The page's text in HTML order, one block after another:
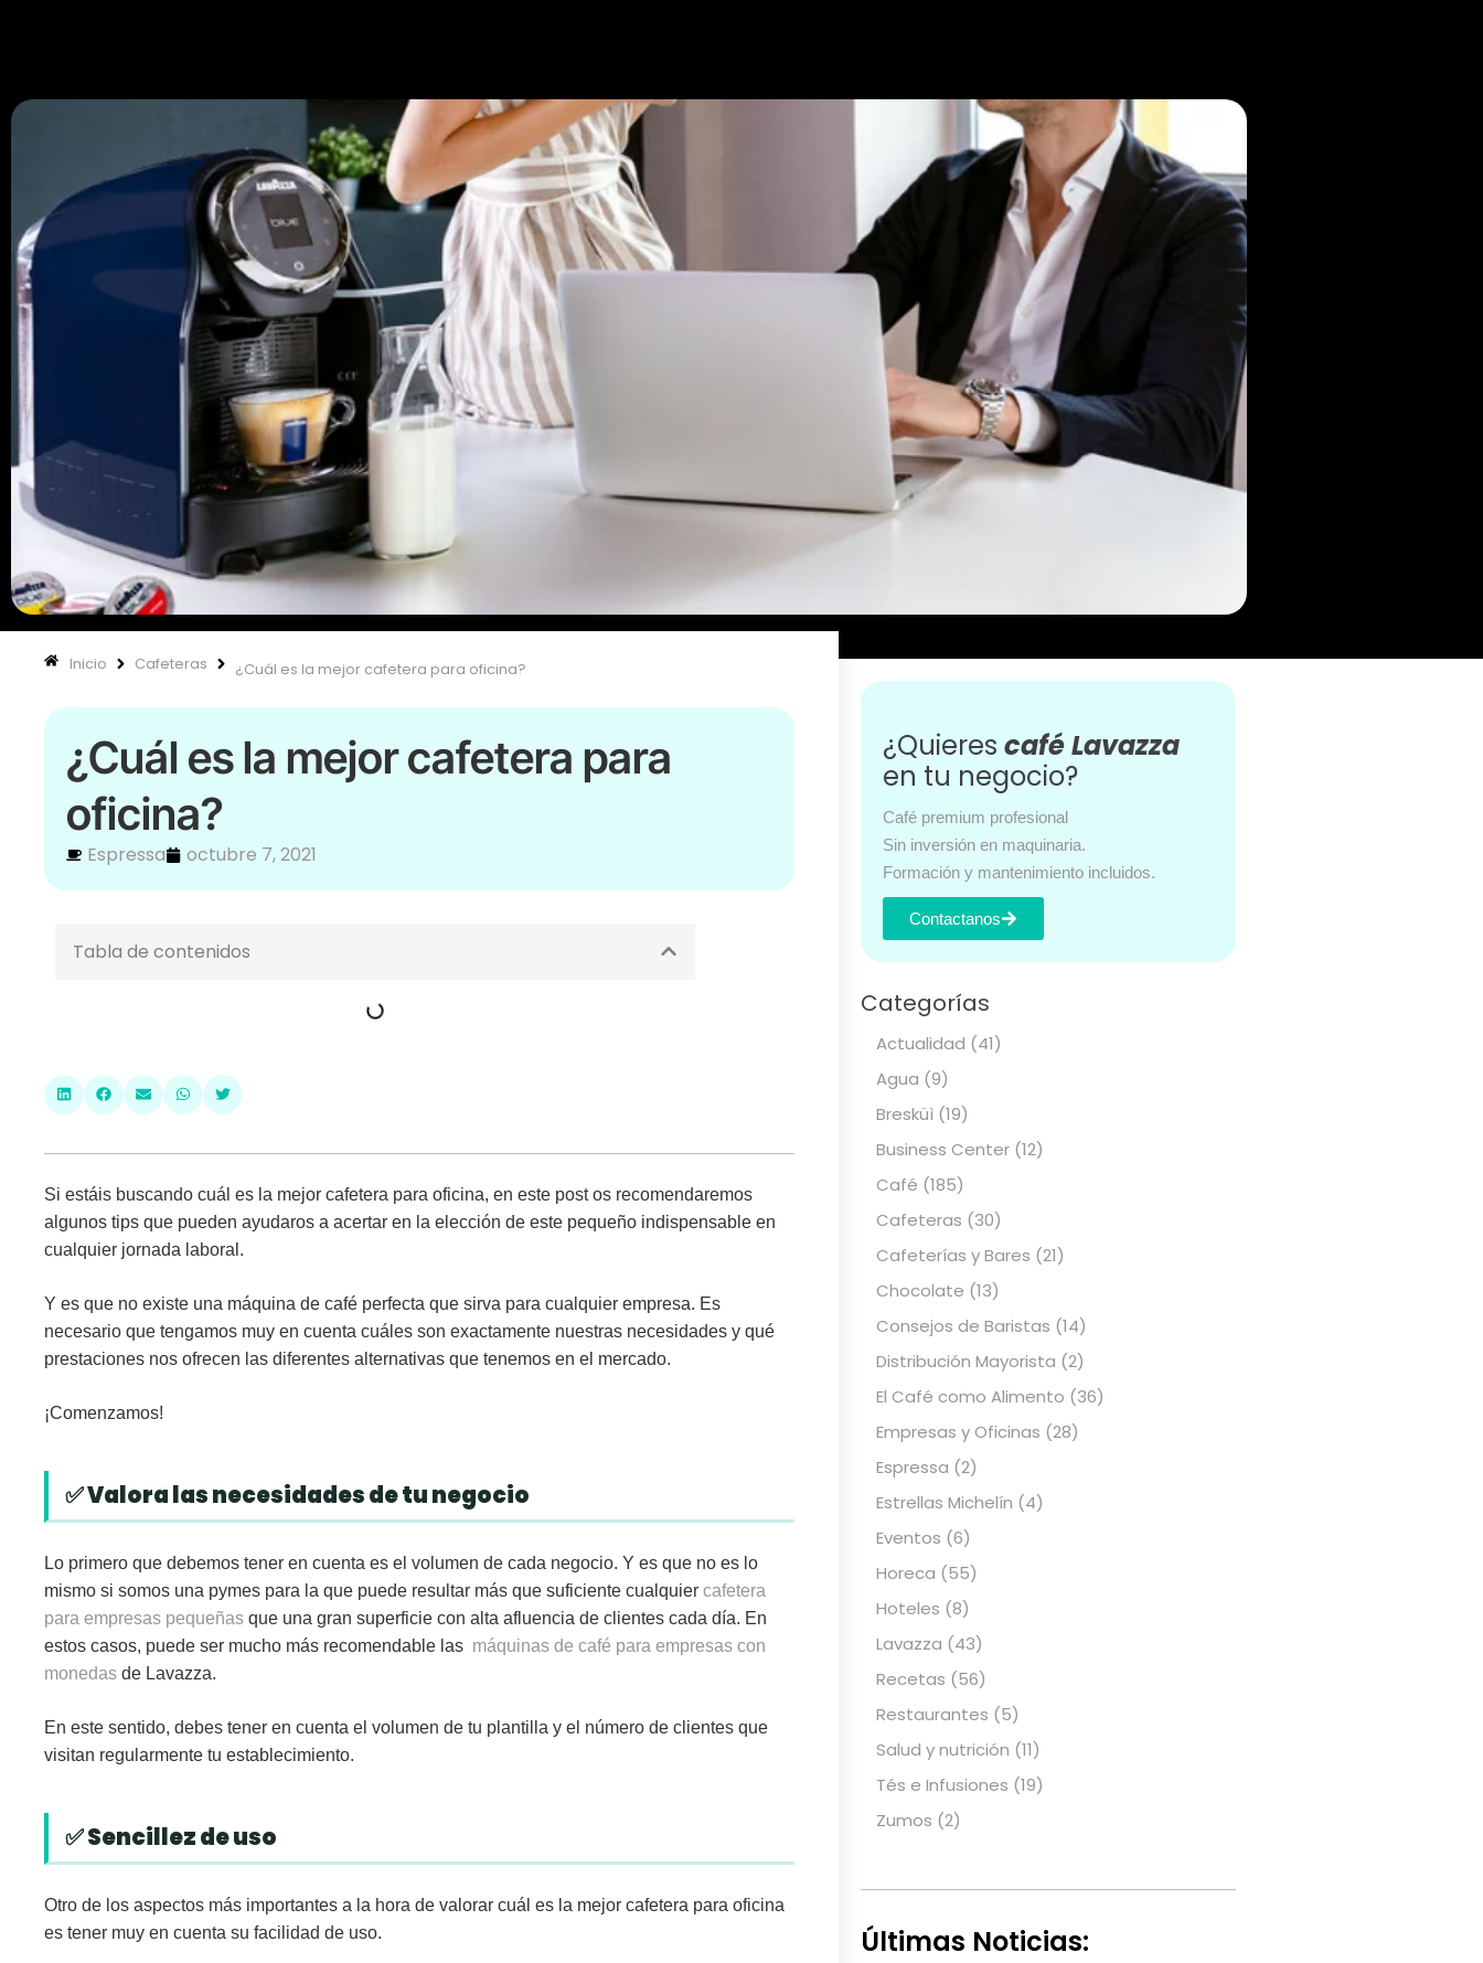
Inicio Cafeteras ¿Cuál es la mejor cafetera para oficina?
¿Cuál es la mejor cafetera para
oficina?
Espressa octubre 7, 2021
Tabla de contenidos
Si estáis buscando cuál es la mejor cafetera para oficina, en este post os recomendaremos
algunos tips que pueden ayudaros a acertar en la elección de este pequeño indispensable en
cualquier jornada laboral.
Y es que no existe una máquina de café perfecta que sirva para cualquier empresa. Es
necesario que tengamos muy en cuenta cuáles son exactamente nuestras necesidades y qué
prestaciones nos ofrecen las diferentes alternativas que tenemos en el mercado.
¡Comenzamos!
✅ Valora las necesidades de tu negocio
Lo primero que debemos tener en cuenta es el volumen de cada negocio. Y es que no es lo
mismo si somos una pymes para la que puede resultar más que suficiente cualquier cafetera
para empresas pequeñas que una gran superficie con alta afluencia de clientes cada día. En
estos casos, puede ser mucho más recomendable las máquinas de café para empresas con
monedas de Lavazza.
En este sentido, debes tener en cuenta el volumen de tu plantilla y el número de clientes que
visitan regularmente tu establecimiento.
✅ Sencillez de uso
Otro de los aspectos más importantes a la hora de valorar cuál es la mejor cafetera para oficina
es tener muy en cuenta su facilidad de uso.
¿Quieres café Lavazza
en tu negocio?
Café premium profesional
Sin inversión en maquinaria.
Formación y mantenimiento incluidos.
Contactanos
Categorías
Actualidad (41)
Agua (9)
Bresküì(19)
Business Center(12)
Café (185)
Cafeteras (30)
Cafeterías y Bares (21)
Chocolate (13)
Consejos de Baristas (14)
Distribución Mayorista (2)
El Café como Alimento (36)
Empresas y Oficinas (28)
Espressa (2)
Estrellas Michelín (4)
Eventos (6)
Horeca (55)
Hoteles (8)
Lavazza (43)
Recetas (56)
Restaurantes (5)
Salud y nutrición (11)
Tés e Infusiones (19)
Zumos (2)
Últimas Noticias: